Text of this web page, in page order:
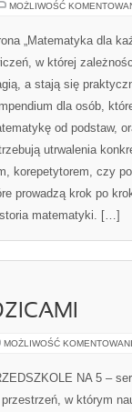
MOŻLIWOŚĆ
„Matematyka dla
w której
a stają się
dla osób,
od podstaw,
utrwalenia
korepetytorem, czy
prowadzą krok po
matematyki. […]
MOŻLIWOŚĆ
NA 5 –
przestrzeń, w którym